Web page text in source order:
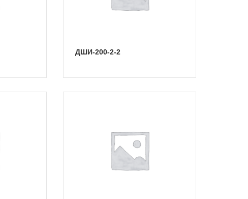
ДШИ-200-2-2